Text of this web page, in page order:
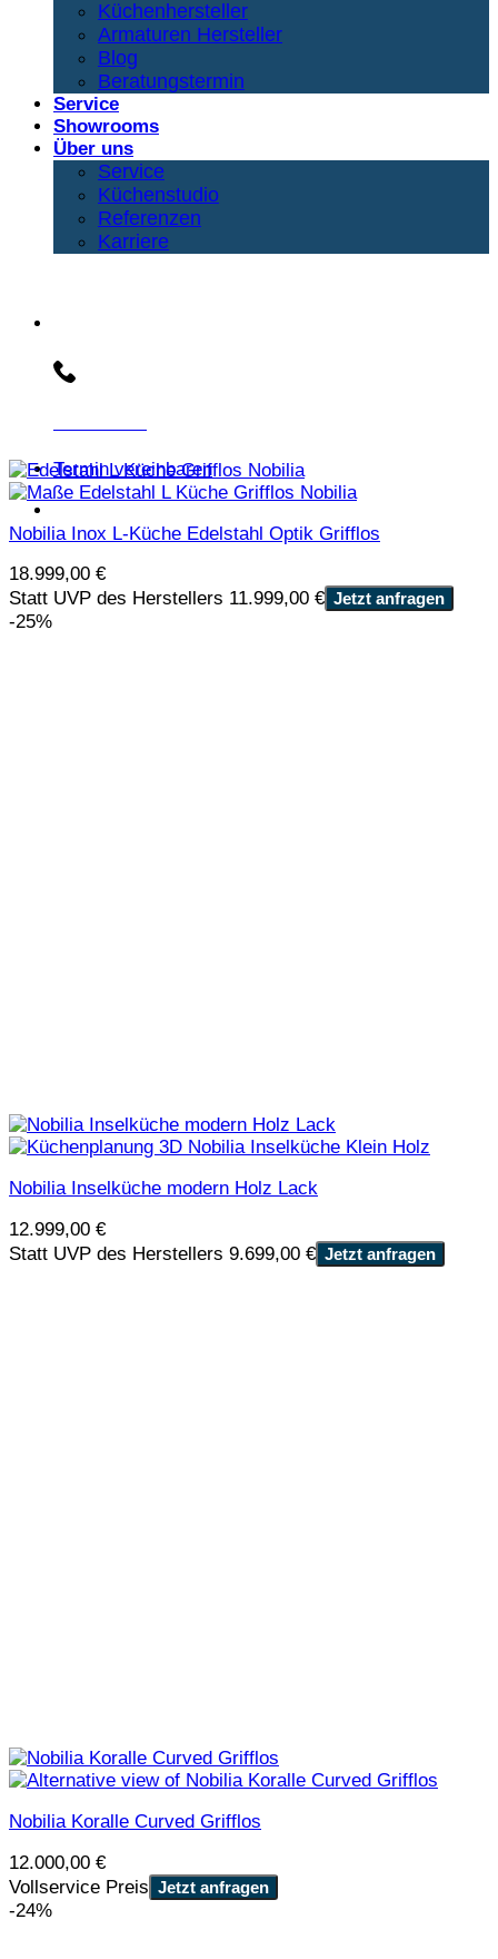
Küchenhersteller
Armaturen Hersteller
Blog
Beratungstermin
Service
Showrooms
Über uns
Service
Küchenstudio
Referenzen
Karriere
Termin vereinbaren
Nobilia Inox L-Küche Edelstahl Optik Grifflos
18.999,00 €
Statt UVP des Herstellers 11.999,00 € Jetzt anfragen
-25%
Nobilia Inselküche modern Holz Lack
12.999,00 €
Statt UVP des Herstellers 9.699,00 € Jetzt anfragen
Nobilia Koralle Curved Grifflos
12.000,00 €
Vollservice Preis Jetzt anfragen
-24%